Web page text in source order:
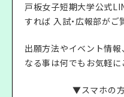
戸板女子短期大学公式
すれば 入試・広報部が
出願方法やイベント情報
なる事は何でもお気軽
▼スマホの